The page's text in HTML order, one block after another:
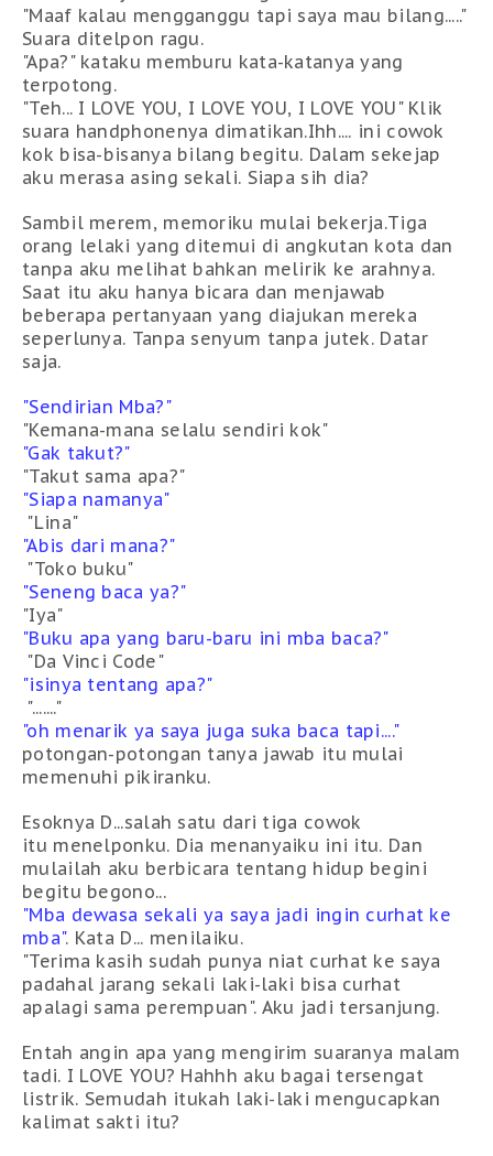
"Maaf kalau mengganggu tapi saya mau bilang....."
Suara ditelpon ragu.
"Apa?" kataku memburu kata-katanya yang
terpotong.
"Teh... I LOVE YOU, I LOVE YOU, I LOVE YOU" Klik
suara handphonenya dimatikan.Ihh.... ini cowok
kok bisa-bisanya bilang begitu. Dalam sekejap
aku merasa asing sekali. Siapa sih dia?
Sambil merem, memoriku mulai bekerja.Tiga
orang lelaki yang ditemui di angkutan kota dan
tanpa aku melihat bahkan melirik ke arahnya.
Saat itu aku hanya bicara dan menjawab
beberapa pertanyaan yang diajukan mereka
seperlunya. Tanpa senyum tanpa jutek. Datar
saja.
"Sendirian Mba?"
"Kemana-mana selalu sendiri kok"
"Gak takut?"
"Takut sama apa?"
"Siapa namanya"
"Lina"
"Abis dari mana?"
"Toko buku"
"Seneng baca ya?"
"Iya"
"Buku apa yang baru-baru ini mba baca?"
"Da Vinci Code"
"isinya tentang apa?"
"......."
"oh menarik ya saya juga suka baca tapi...."
potongan-potongan tanya jawab itu mulai
memenuhi pikiranku.
Esoknya D...salah satu dari tiga cowok
itu menelponku. Dia menanyaiku ini itu. Dan
mulailah aku berbicara tentang hidup begini
begitu begono...
"Mba dewasa sekali ya saya jadi ingin curhat ke
mba". Kata D... menilaiku.
"Terima kasih sudah punya niat curhat ke saya
padahal jarang sekali laki-laki bisa curhat
apalagi sama perempuan". Aku jadi tersanjung.
Entah angin apa yang mengirim suaranya malam
tadi. I LOVE YOU? Hahhh aku bagai tersengat
listrik. Semudah itukah laki-laki mengucapkan
kalimat sakti itu?